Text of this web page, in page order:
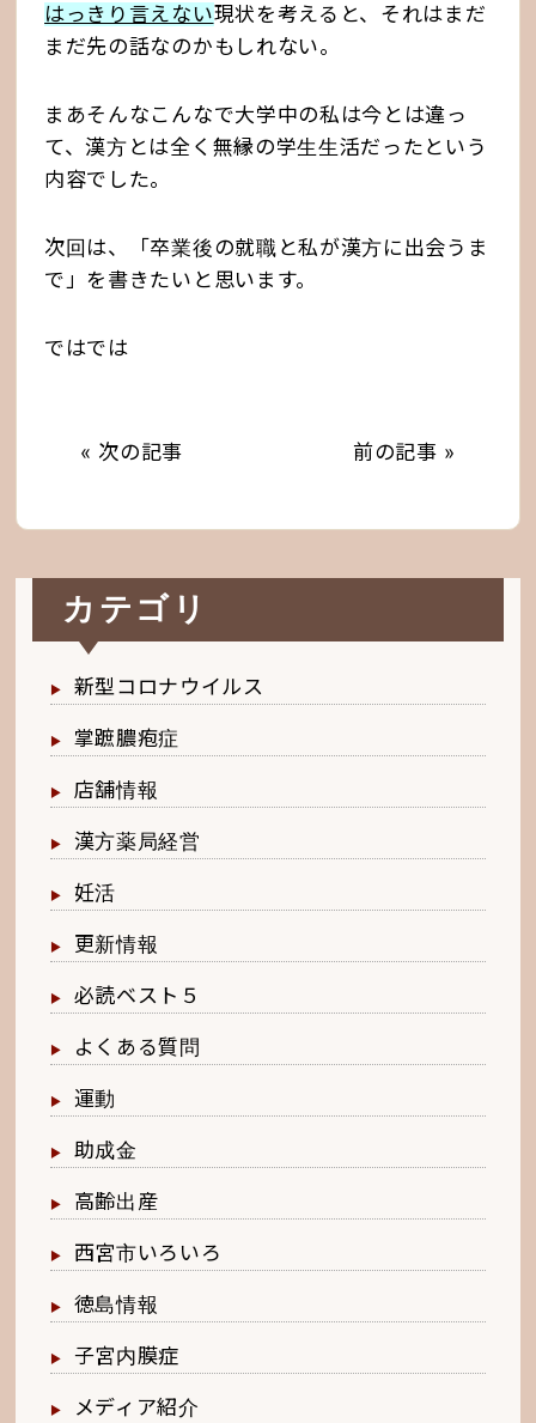
はっきり言えない現状を考えると、それはまだ
まだ先の話なのかもしれない。
まあそんなこんなで大学中の私は今とは違っ
て、漢方とは全く無縁の学生生活だったという
内容でした。
次回は、「卒業後の就職と私が漢方に出会うま
で」を書きたいと思います。
ではでは
« 次の記事 前の記事 »
カテゴリ
新型コロナウイルス
掌蹠膿疱症
店舗情報
漢方薬局経営
妊活
更新情報
必読ベスト５
よくある質問
運動
助成金
高齢出産
西宮市いろいろ
徳島情報
子宮内膜症
メディア紹介